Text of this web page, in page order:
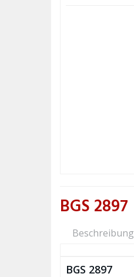
BGS 2897
Beschreibung
BGS 2897